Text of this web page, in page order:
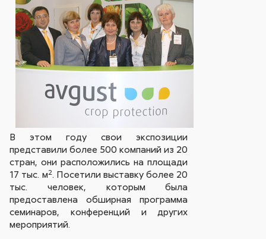
В этом году свои экспозиции
представили более 500 компаний из 20
стран, они расположились на площади
17 тыс. м2. Посетили выставку более 20
тыс. человек, которым была
предоставлена обширная программа
семинаров, конференций и других
мероприятий.